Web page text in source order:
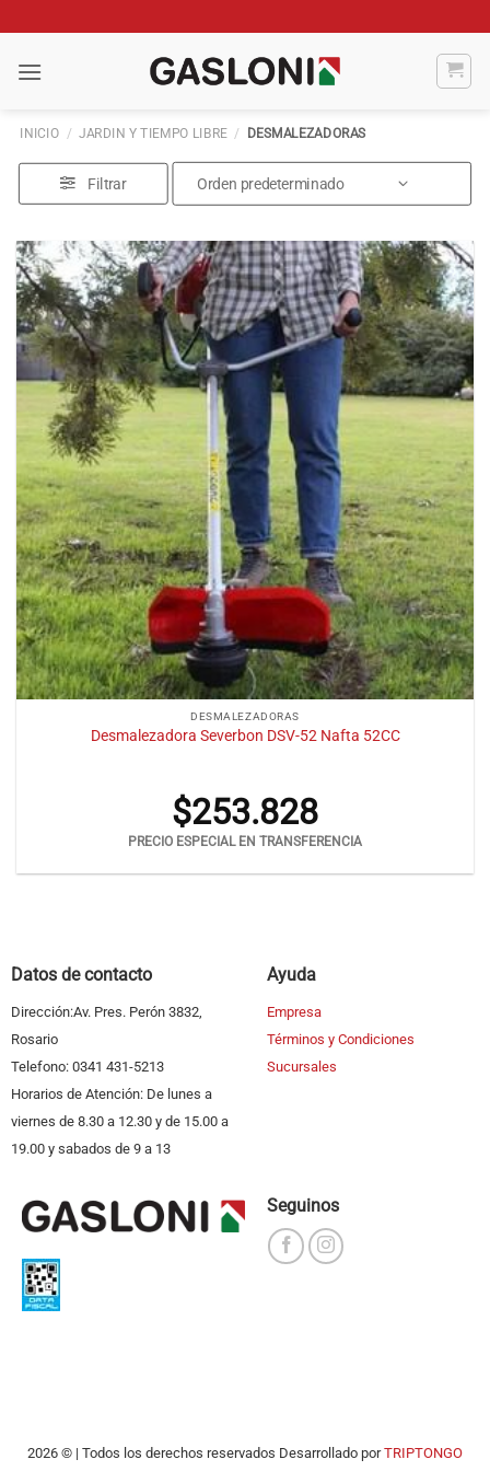
al
contenido
INICIO / JARDIN Y TIEMPO LIBRE / DESMALEZADORAS
Filtrar
DESMALEZADORAS
Desmalezadora Severbon DSV-52 Nafta 52CC
$253.828
PRECIO ESPECIAL EN TRANSFERENCIA
Datos de contacto
Dirección:Av. Pres. Perón 3832,
Rosario
Telefono: 0341 431-5213
Horarios de Atención: De lunes a
viernes de 8.30 a 12.30 y de 15.00 a
19.00 y sabados de 9 a 13
Ayuda
Empresa
Términos y Condiciones
Sucursales
Seguinos
2026 © | Todos los derechos reservados Desarrollado porTRIPTONGO